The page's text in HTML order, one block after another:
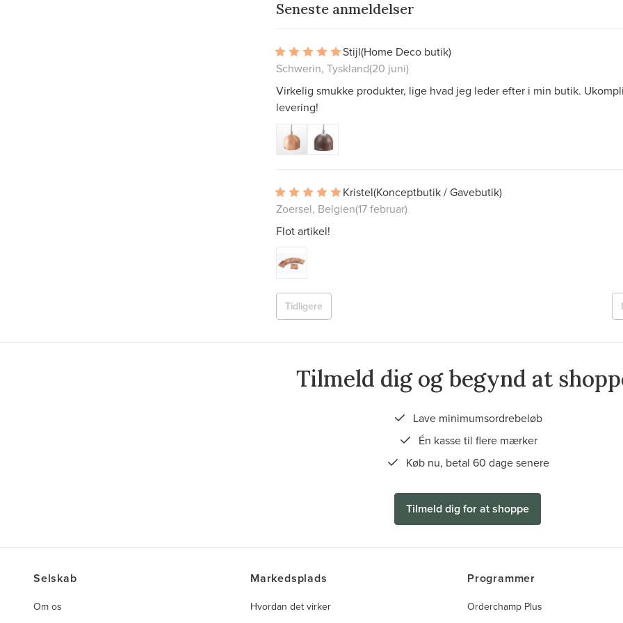
Seneste anmeldelser
Stijl(Home Deco butik)
Schwerin, Tyskland(20 juni)
Virkelig smukke produkter, lige hvad jeg leder efter i min butik.
levering!
Kristel(Konceptbutik / Gavebutik)
Zoersel, Belgien(17 februar)
Flot artikel!
Tidligere
Tilmeld dig og begynd at
Lave minimumsordrebeløb
Én kasse til flere mærker
Køb nu, betal 60 dage senere
Tilmeld dig for at shoppe
Selskab
Om os
Markedsplads
Hvordan det virker
Programmer
Orderchamp Plus